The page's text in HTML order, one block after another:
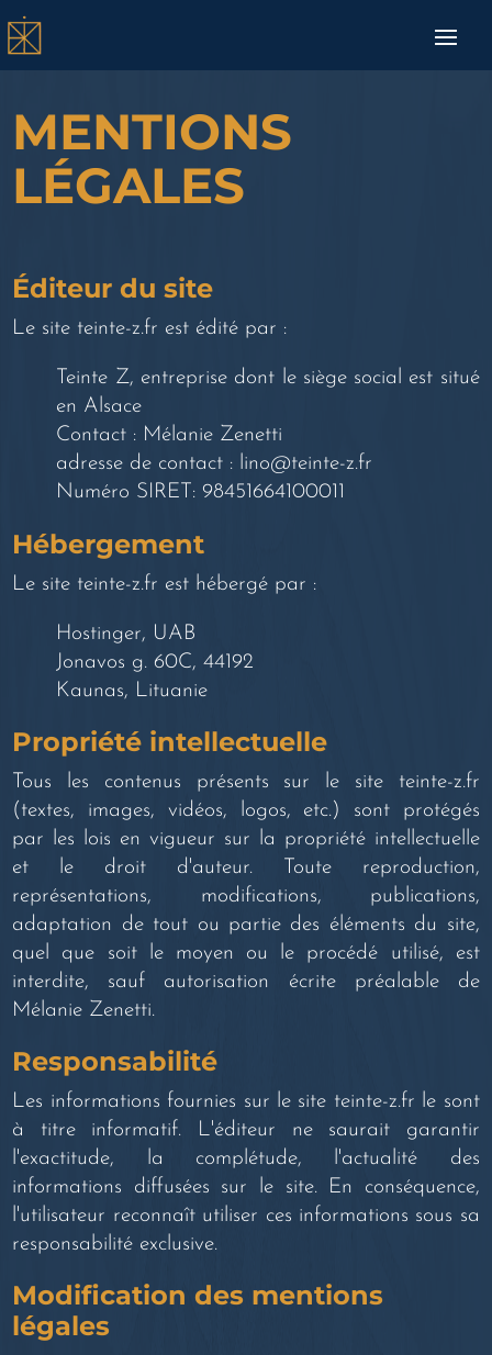
MENTIONS
LÉGALES
Éditeur du site
Le site teinte-z.fr est édité par :
Teinte Z, entreprise dont le siège social est situé
en Alsace
Contact : Mélanie Zenetti
adresse de contact : lino@teinte-z.fr
Numéro SIRET: 98451664100011
Hébergement
Le site teinte-z.fr est hébergé par :
Hostinger, UAB
Jonavos g. 60C, 44192
Kaunas, Lituanie
Propriété intellectuelle
Tous les contenus présents sur le site teinte-z.fr
(textes, images, vidéos, logos, etc.) sont protégés
par les lois en vigueur sur la propriété intellectuelle
et le droit d'auteur. Toute reproduction,
représentations, modifications, publications,
adaptation de tout ou partie des éléments du site,
quel que soit le moyen ou le procédé utilisé, est
interdite, sauf autorisation écrite préalable de
Mélanie Zenetti.
Responsabilité
Les informations fournies sur le site teinte-z.fr le sont
à titre informatif. L'éditeur ne saurait garantir
l'exactitude, la complétude, l'actualité des
informations diffusées sur le site. En conséquence,
l'utilisateur reconnaît utiliser ces informations sous sa
responsabilité exclusive.
Modification des mentions
légales